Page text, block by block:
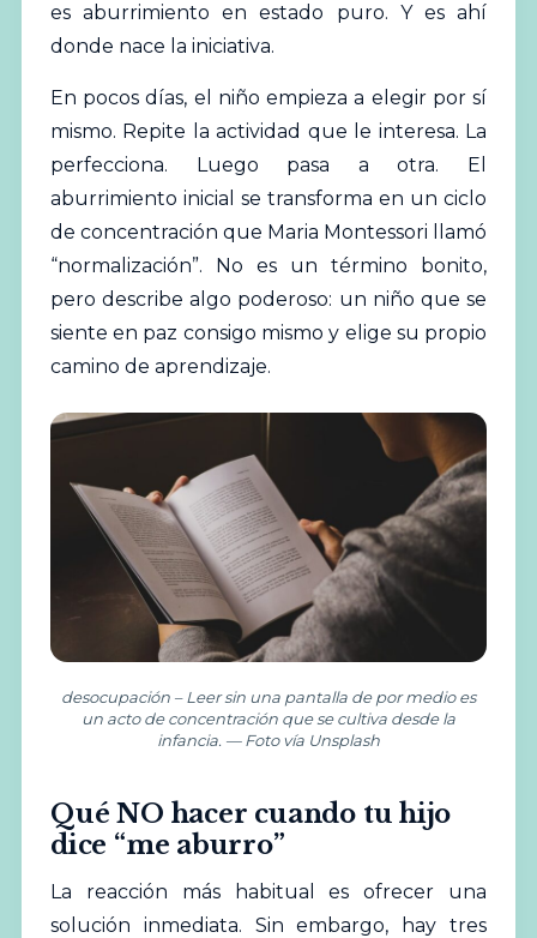
es aburrimiento en estado puro. Y es ahí
donde nace la iniciativa.
En pocos días, el niño empieza a elegir por sí
mismo. Repite la actividad que le interesa. La
perfecciona. Luego pasa a otra. El
aburrimiento inicial se transforma en un ciclo
de concentración que Maria Montessori llamó
“normalización”. No es un término bonito,
pero describe algo poderoso: un niño que se
siente en paz consigo mismo y elige su propio
camino de aprendizaje.
desocupación – Leer sin una pantalla de por medio es
un acto de concentración que se cultiva desde la
infancia. — Foto vía Unsplash
Qué NO hacer cuando tu hijo
dice “me aburro”
La reacción más habitual es ofrecer una
solución inmediata. Sin embargo, hay tres